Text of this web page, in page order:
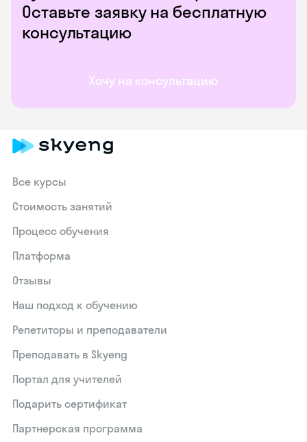
Оставьте заявку на бесплатную
консультацию
Хочу на консультацию
Все курсы
Стоимость занятий
Процесс обучения
Платформа
Отзывы
Наш подход к обучению
Репетиторы и преподаватели
Преподавать в Skyeng
Портал для учителей
Подарить сертификат
Партнерская программа